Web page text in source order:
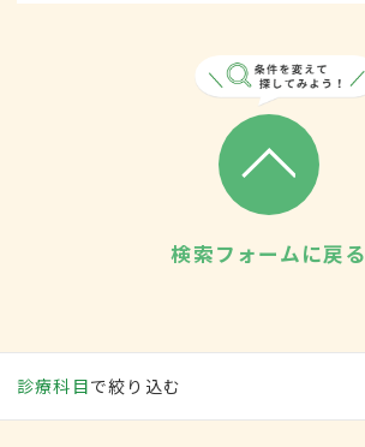
検索フォームに戻る
診療科目で絞り込む